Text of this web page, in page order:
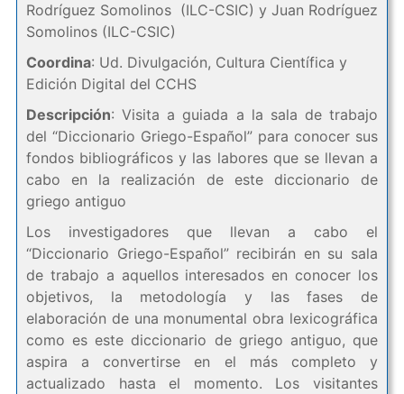
Rodríguez Somolinos (ILC-CSIC) y Juan Rodríguez
Somolinos (ILC-CSIC)
Coordina: Ud. Divulgación, Cultura Científica y
Edición Digital del CCHS
Descripción: Visita a guiada a la sala de trabajo
del “Diccionario Griego-Español” para conocer sus
fondos bibliográficos y las labores que se llevan a
cabo en la realización de este diccionario de
griego antiguo
Los investigadores que llevan a cabo el
“Diccionario Griego-Español” recibirán en su sala
de trabajo a aquellos interesados en conocer los
objetivos, la metodología y las fases de
elaboración de una monumental obra lexicográfica
como es este diccionario de griego antiguo, que
aspira a convertirse en el más completo y
actualizado hasta el momento. Los visitantes